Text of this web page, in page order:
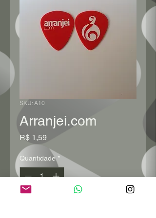
SKU: A10
Arranjei.com
R$ 1,59Preço
Quantidade *